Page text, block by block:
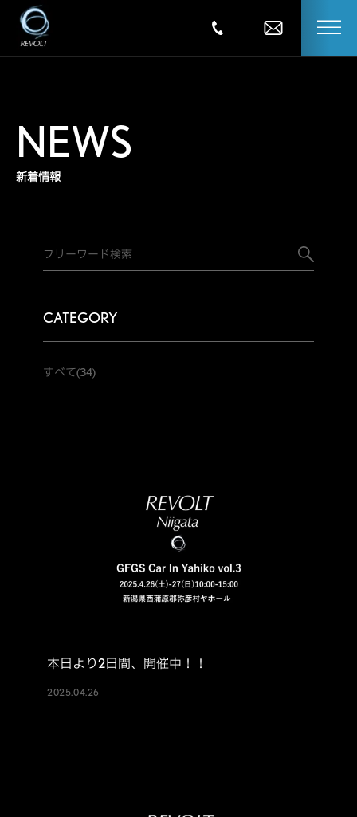
NEWS
新着情報
CATEGORY
すべて(34)
本日より2日間、開催中！！
2025.04.26